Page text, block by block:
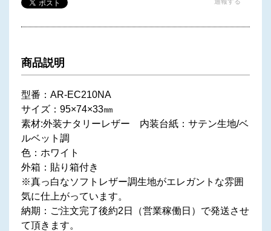
商品説明
型番：AR-EC210NA
サイズ：95×74×33㎜
素材:外装ナタリーレザー 内装台紙：サテン生地/ベ
ルベット調
色：ホワイト
外箱：貼り箱付き
※真っ白なソフトレザー調生地がエレガントな雰囲
気に仕上がっています。
納期：ご注文完了後約2日（営業稼働日）で発送させ
て頂きます。